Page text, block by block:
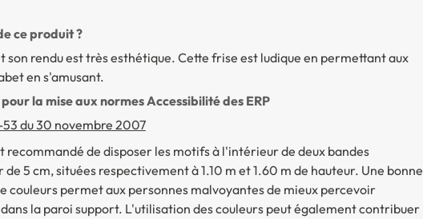
ce produit ?
son rendu est très esthétique. Cette frise est ludique en permettant aux
en s'amusant.
la mise aux normes Accessibilité des ERP
du 30 novembre 2007
recommandé de disposer les motifs à l'intérieur de deux bandes
5 cm, situées respectivement à 1.10 m et 1.60 m de hauteur. Une bonne
couleurs permet aux personnes malvoyantes de mieux percevoir
la paroi support. L'utilisation des couleurs peut également contribuer